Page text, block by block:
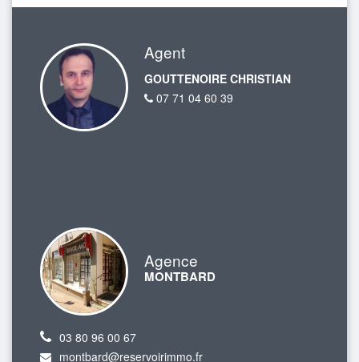
Agent
GOUTTENOIRE CHRISTIAN
07 71 04 60 39
Agence
MONTBARD
03 80 96 00 67
montbard@reservoirimmo.fr